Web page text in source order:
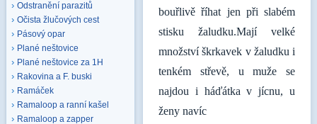
Odstranění parazitů
Očista žlučových cest
Pásový opar
Plané neštovice
Plané neštovice za 1H
Rakovina a F. buski
Ramáček
Ramaloop a ranní kašel
Ramaloop a zapper
bouřlivě říhat jen při slabém
stisku žaludku.Mají velké
množství škrkavek v žaludku i
tenkém střevě, u muže se
najdou i háďátka v jícnu, u
ženy navíc